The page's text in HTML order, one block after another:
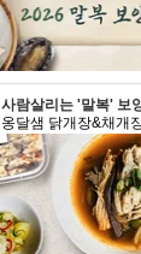
사람살리는 '말복' 보
옹달샘 닭개장&채개